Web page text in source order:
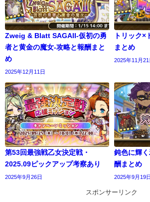
Zweig & Blatt SAGAII-仮初の勇
者と黄金の魔女-攻略と報酬まと
め
2025年12月11日
トリック×
まとめ
2025年11月21
第53回最強戦乙女決定戦・
2025.09ピックアップ考察あり
2025年9月26日
鈍色に輝
酬まとめ
2025年9月19日
スポンサーリンク